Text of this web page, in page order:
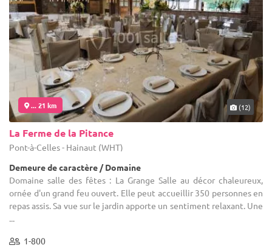
... 21 km (12)
La Ferme de la Pitance
Pont-à-Celles - Hainaut (WHT)
Demeure de caractère / Domaine
Domaine salle des fêtes : La Grange Salle au décor chaleureux,
ornée d'un grand feu ouvert. Elle peut accueillir 350 personnes en
repas assis. Sa vue sur le jardin apporte un sentiment relaxant. Une
...
1-800